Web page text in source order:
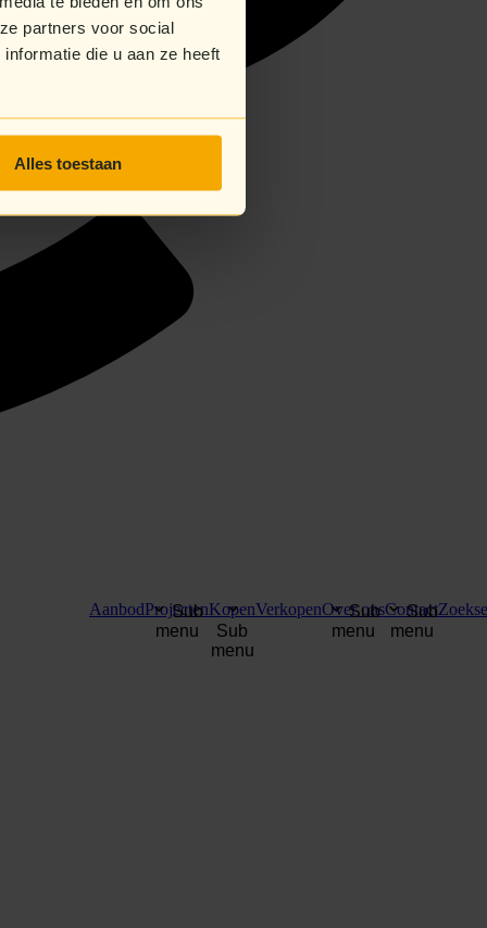
partners voor social
die u aan ze heeft
Alles toestaan
AanbodProjecten
Sub
menu
Kopen
Sub
menu
VerkopenOver ons
Sub
menu
Contact
Sub
menu